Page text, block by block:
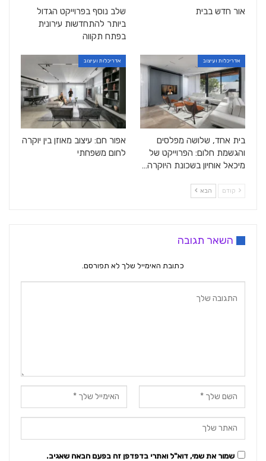
אור חדש בבית
שלב נוסף בפרוייקט הגדול
ביותר להתחדשות עירונית
בפתח תקווה
אדריכלות ועיצוב
בית אחד, שלושה מפלסים
והגשמת חלום: הפרוייקט של
מיכאל אוחיון בשכונת היוקרה…
אדריכלות ועיצוב
אפור חם: עיצוב מאוזן בין יוקרה
לחום משפחתי
קודם הבא
השאר תגובה
כתובת האימייל שלך לא תפורסם.
שמור את שמי, דוא"ל ואתרי בדפדפן זה בפעם הבאה שאגיב.